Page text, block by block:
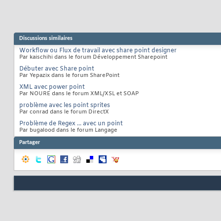
Discussions similaires
Workflow ou Flux de travail avec share point designer
Par kaischihi dans le forum Développement Sharepoint
Débuter avec Share point
Par Yepazix dans le forum SharePoint
XML avec power point
Par NOURE dans le forum XML/XSL et SOAP
problème avec les point sprites
Par conrad dans le forum DirectX
Problème de Regex ... avec un point
Par bugalood dans le forum Langage
Partager